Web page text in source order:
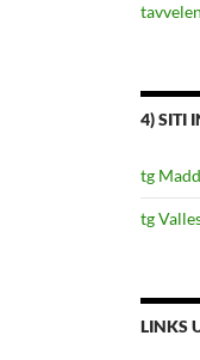
4) SITI
tg
tg
LINKS